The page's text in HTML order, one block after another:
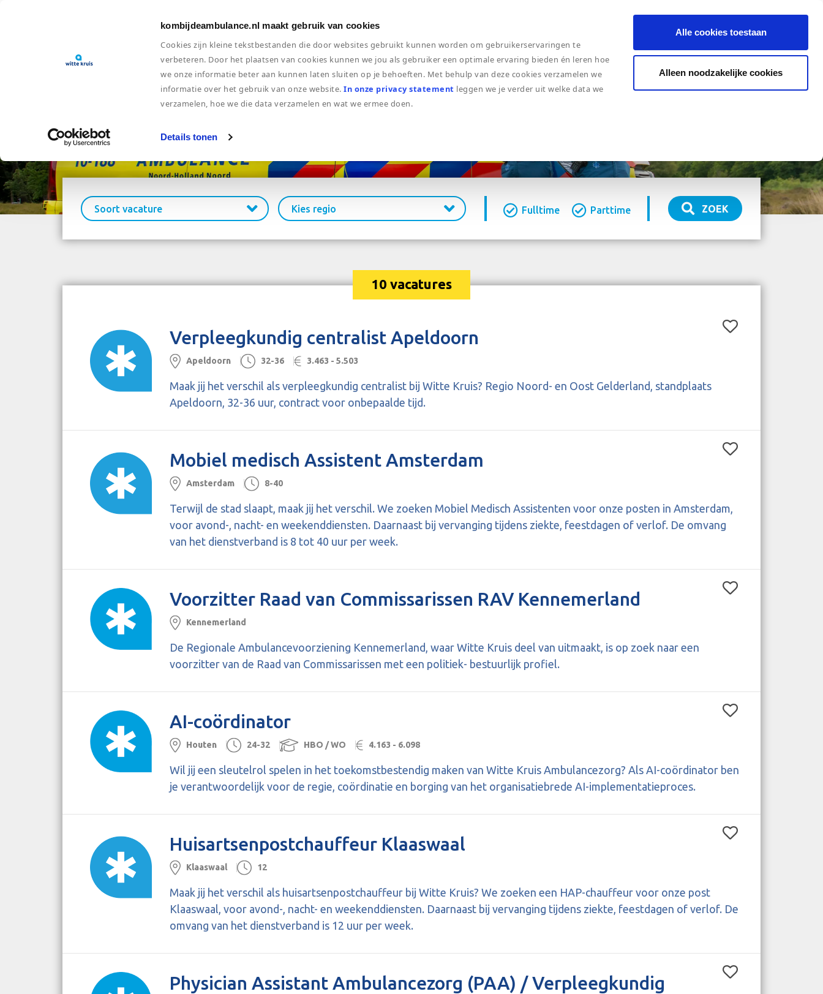
kombijdeambulance.nl maakt gebruik van cookies
Cookies zijn kleine tekstbestanden die door websites gebruikt kunnen worden om gebruikerservaringen te
verbeteren. Door het plaatsen van cookies kunnen we jou als gebruiker een optimale ervaring bieden én leren hoe
we onze informatie beter aan kunnen laten sluiten op je behoeften. Met behulp van deze cookies verzamelen we
informatie over het gebruik van onze website.In onze privacy statement leggen we je verder uit welke data we
verzamelen, hoe we die data verzamelen en wat we ermee doen.
Details tonen
Alle cookies toestaan
Alleen noodzakelijke cookies
podcast
Soort vacature Kies regio Fulltime Parttime ZOEK
10 vacatures
Verpleegkundig centralist Apeldoorn
Apeldoorn 32-36 3.463 - 5.503
Maak jij het verschil als verpleegkundig centralist bij Witte Kruis? Regio Noord- en Oost Gelderland, standplaats
Apeldoorn, 32-36 uur, contract voor onbepaalde tijd.
Mobiel medisch Assistent Amsterdam
Amsterdam 8-40
Terwijl de stad slaapt, maak jij het verschil. We zoeken Mobiel Medisch Assistenten voor onze posten in Amsterdam,
voor avond-, nacht- en weekenddiensten. Daarnaast bij vervanging tijdens ziekte, feestdagen of verlof. De omvang
van het dienstverband is 8 tot 40 uur per week.
Voorzitter Raad van Commissarissen RAV Kennemerland
Kennemerland
De Regionale Ambulancevoorziening Kennemerland, waar Witte Kruis deel van uitmaakt, is op zoek naar een
voorzitter van de Raad van Commissarissen met een politiek- bestuurlijk profiel.
AI-coördinator
Houten 24-32 HBO / WO 4.163 - 6.098
Wil jij een sleutelrol spelen in het toekomstbestendig maken van Witte Kruis Ambulancezorg? Als AI-coördinator ben
je verantwoordelijk voor de regie, coördinatie en borging van het organisatiebrede AI-implementatieproces.
Huisartsenpostchauffeur Klaaswaal
Klaaswaal 12
Maak jij het verschil als huisartsenpostchauffeur bij Witte Kruis? We zoeken een HAP-chauffeur voor onze post
Klaaswaal, voor avond-, nacht- en weekenddiensten. Daarnaast bij vervanging tijdens ziekte, feestdagen of verlof. De
omvang van het dienstverband is 12 uur per week.
Physician Assistant Ambulancezorg (PAA) / Verpleegkundig